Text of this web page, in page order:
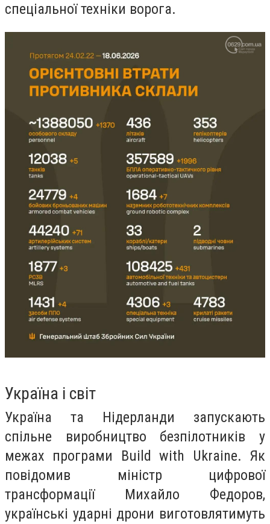
спеціальної техніки ворога.
Україна і світ
Україна та Нідерланди запускають
спільне виробництво безпілотників у
межах програми Build with Ukraine. Як
повідомив міністр цифрової
трансформації Михайло Федоров,
українські ударні дрони виготовлятимуть